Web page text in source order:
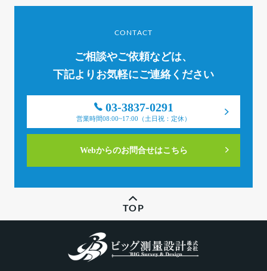
CONTACT
ご相談やご依頼などは、
下記よりお気軽にご連絡ください
03-3837-0291
営業時間08:00~17:00（土日祝：定休）
Webからのお問合せはこちら
TOP